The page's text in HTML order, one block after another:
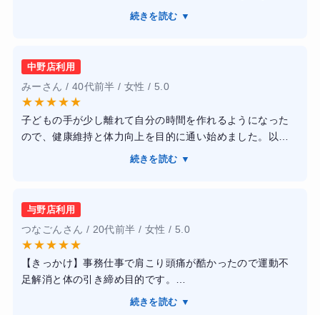
たため、正しいトレーニング方法と食事管理を学ぶことを
トレーニングは一人ひとりの体力や目的に合わせて調整し
てもらえます。フォームの指導がとても丁寧で、どの筋肉
を意識すればよいかを分かりやすく説明してくれました。
また、食事についても無理な制限ではなく継続しやすいア
ドバイスが中心だったので、ストレスなく続けられまし
た。
も身につきました。施設は清潔感があり予約も取りやすか
ったため、仕事をしながらでも無理なく通えました。料金
とサービス内容のバランスが良く、初めてパーソナルジム
を利用する人にもおすすめできると感じています。
続きを読む ▼
中野店利用
みーさん / 40代前半 / 女性 / 5.0
★★★★★
子どもの手が少し離れて自分の時間を作れるようになった
ので、健康維持と体力向上を目的に通い始めました。以前
はフィットネスクラブに入会しても長続きしませんでした
トレーニングは筋力アップだけでなく姿勢改善を意識した
内容も多く、肩こりや腰の負担が軽くなったように感じて
います。毎回フォームを細かく修正してもらえるので、安
全に運動できました。施設も清潔感があり、女性でも利用
しやすい雰囲気です。
続きを読む ▼
与野店利用
つなごんさん / 20代前半 / 女性 / 5.0
★★★★★
【きっかけ】事務仕事で肩こり頭痛が酷かったので運動不
足解消と体の引き締め目的です。
【感想】パーソナルで他に人がいなかったので集中してで
続きを読む ▼